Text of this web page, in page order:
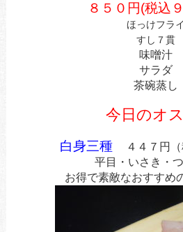
８５０円(税込９
ほっけフライ
すし７貫
味噌汁
サラダ
茶碗蒸し
今日のオ
白身三種
４４７円
平目・いさき ・
お得で素敵なおすすめ